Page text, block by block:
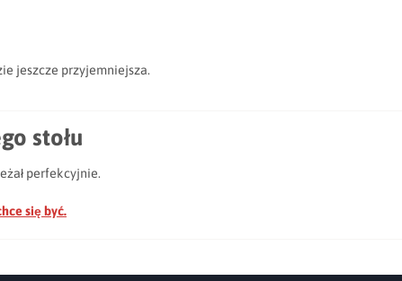
jeszcze przyjemniejsza.
stołu
perfekcyjnie.
się być.